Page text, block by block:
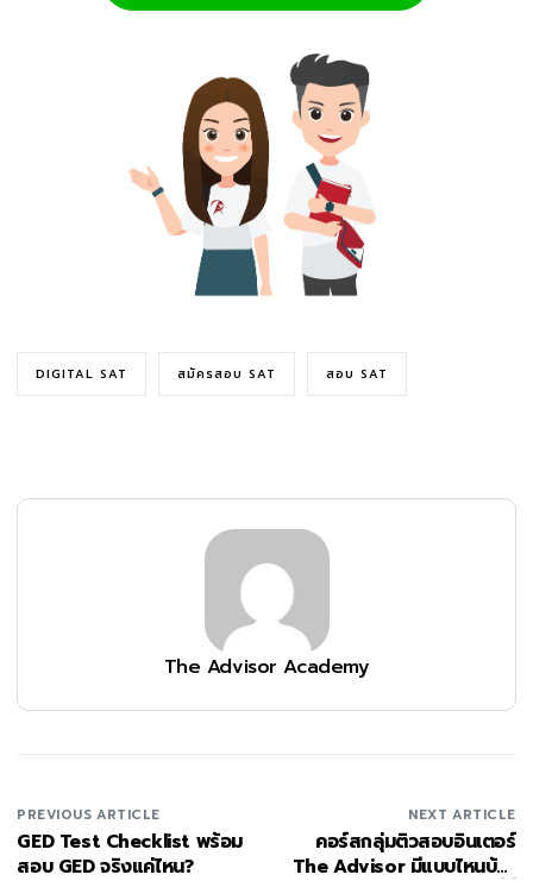
DIGITAL SAT สมัครสอบ SAT สอบ SAT
The Advisor Academy
PREVIOUS ARTICLE
GED Test Checklist พร้อม
สอบ GED จริงแค่ไหน?
NEXT ARTICLE
คอร์สกลุ่มติวสอบอินเตอร์
The Advisor มีแบบไหนบ้าง